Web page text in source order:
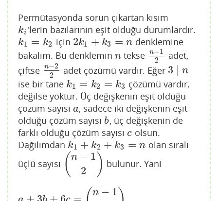
Permütasyonda sorun çıkartan kısım
ki
ki 'lerin bazılarının eşit olduğu durumlardır.
k1 = k2
k1 =k2 için 2k1 + k3 = n
2k1 +k3 =n
denklemine
bakalım. Bu denklemin n
ntekse n−1
2
n−12 adet,
çiftse
n−2
2
n−22 adet çözümü vardır. Eğer 3 n
3∣
n
ise bir tane k1 = k2 = k3
k1 =k2 =k3
çözümü vardır,
değilse yoktur. Üç değişkenin eşit olduğu
çözüm sayısı a
a, sadece iki değişkenin eşit
olduğu çözüm sayısı b
b, üç değişkenin de
farklı olduğu çözüm sayısı c
c olsun.
Dağılımdan k1 + k2 + k3 = n
k1 +k2 +k 3=n
olan sıralı
üçlü sayısı ( n − 1
2
)
(n 2 bulunur. Yani
n − 1